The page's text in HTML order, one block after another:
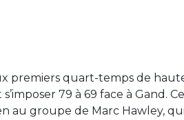
premiers quart-temps de
79 à 69 face à Gand.
au groupe de Marc Hawley,